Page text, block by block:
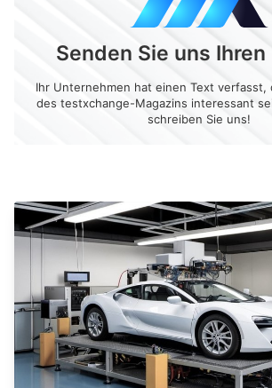
Senden Sie uns
Ihr Unternehmen hat einen Text verfasst,
des testxchange-Magazins interessant
schreiben Sie uns!